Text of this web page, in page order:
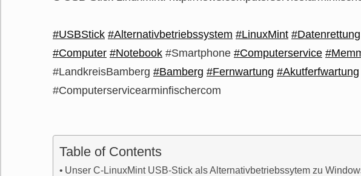
#USBStick #Alternativbetriebssystem #LinuxMint #Datenrettung
#Computer #Notebook #Smartphone #Computerservice
#LandkreisBamberg #Bamberg #Fernwartung #Akutferfwartung
#Computerservicearminfischercom
Table of Contents
Unser C-LinuxMint USB-Stick als Alternativbetriebssytem zu